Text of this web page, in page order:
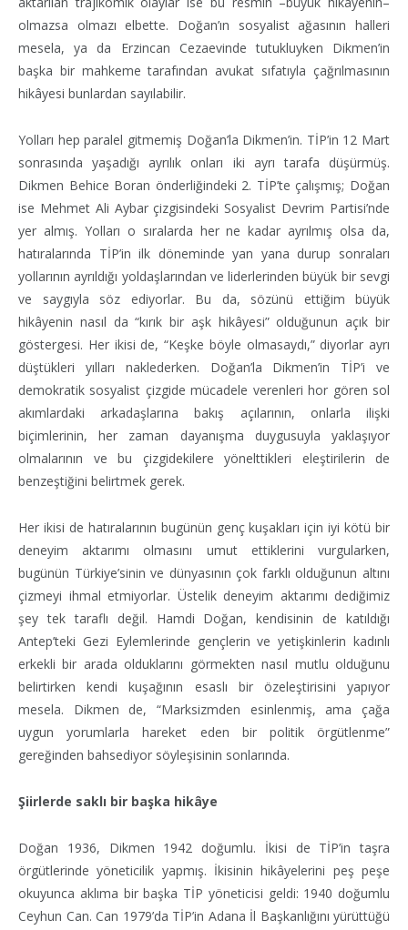
olmazsa olmazı elbette. Doğan’ın sosyalist ağasının halleri
mesela, ya da Erzincan Cezaevinde tutukluyken Dikmen’in
başka bir mahkeme tarafından avukat sıfatıyla çağrılmasının
hikâyesi bunlardan sayılabilir.
Yolları hep paralel gitmemiş Doğan’la Dikmen’in. TİP’in 12 Mart
sonrasında yaşadığı ayrılık onları iki ayrı tarafa düşürmüş.
Dikmen Behice Boran önderliğindeki 2. TİP’te çalışmış; Doğan
ise Mehmet Ali Aybar çizgisindeki Sosyalist Devrim Partisi’nde
yer almış. Yolları o sıralarda her ne kadar ayrılmış olsa da,
hatıralarında TİP’in ilk döneminde yan yana durup sonraları
yollarının ayrıldığı yoldaşlarından ve liderlerinden büyük bir sevgi
ve saygıyla söz ediyorlar. Bu da, sözünü ettiğim büyük
hikâyenin nasıl da “kırık bir aşk hikâyesi” olduğunun açık bir
göstergesi. Her ikisi de, “Keşke böyle olmasaydı,” diyorlar ayrı
düştükleri yılları naklederken. Doğan’la Dikmen’in TİP’i ve
demokratik sosyalist çizgide mücadele verenleri hor gören sol
akımlardaki arkadaşlarına bakış açılarının, onlarla ilişki
biçimlerinin, her zaman dayanışma duygusuyla yaklaşıyor
olmalarının ve bu çizgidekilere yönelttikleri eleştirilerin de
benzeştiğini belirtmek gerek.
Her ikisi de hatıralarının bugünün genç kuşakları için iyi kötü bir
deneyim aktarımı olmasını umut ettiklerini vurgularken,
bugünün Türkiye’sinin ve dünyasının çok farklı olduğunun altını
çizmeyi ihmal etmiyorlar. Üstelik deneyim aktarımı dediğimiz
şey tek taraflı değil. Hamdi Doğan, kendisinin de katıldığı
Antep’teki Gezi Eylemlerinde gençlerin ve yetişkinlerin kadınlı
erkekli bir arada olduklarını görmekten nasıl mutlu olduğunu
belirtirken kendi kuşağının esaslı bir özeleştirisini yapıyor
mesela. Dikmen de, “Marksizmden esinlenmiş, ama çağa
uygun yorumlarla hareket eden bir politik örgütlenme”
gereğinden bahsediyor söyleşisinin sonlarında.
Şiirlerde saklı bir başka hikâye
Doğan 1936, Dikmen 1942 doğumlu. İkisi de TİP’in taşra
örgütlerinde yöneticilik yapmış. İkisinin hikâyelerini peş peşe
okuyunca aklıma bir başka TİP yöneticisi geldi: 1940 doğumlu
Ceyhun Can. Can 1979’da TİP’in Adana İl Başkanlığını yürüttüğü